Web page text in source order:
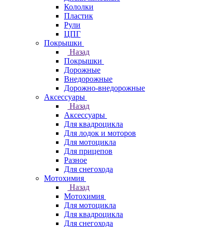
Кололки
Пластик
Рули
ЦПГ
Покрышки
Назад
Покрышки
Дорожные
Внедорожные
Дорожно-внедорожные
Аксессуары
Назад
Аксессуары
Для квадроцикла
Для лодок и моторов
Для мотоцикла
Для прицепов
Разное
Для снегохода
Мотохимия
Назад
Мотохимия
Для мотоцикла
Для квадроцикла
Для снегохода